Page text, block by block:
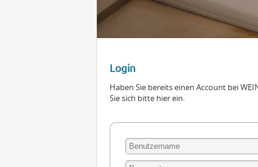
Login
Haben Sie bereits einen Account bei
Sie sich bitte hier ein.